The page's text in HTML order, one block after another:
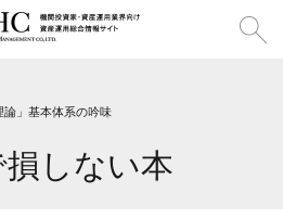
論」基本体系の吟味
しない本